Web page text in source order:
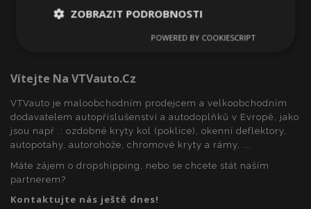
Vítejte Na VTVauto.cz
VTVauto je maloobchodním prodejcem a velkoobchodním
dodavatelem autopříslušenství a autodoplňků v Evropě, jako
jsou např .: ozdobné kryty kol (poklice), okenní deflektory,
autopotahy, autorohože, chromové kryty a rámy, ...
Máte zájem o dropshipping, nebo se chcete stát naším
partnerem?
Kontaktujte nás ještě dnes!
ZOBRAZIT PODROBNOSTI
Výkonové
Soubory
Funkční soubory
POWERED BY COOKIESCRIPT